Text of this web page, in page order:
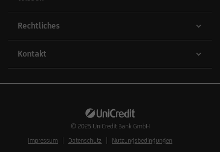
Rechtliches
Kontakt
© 2025 UniCredit Bank GmbH
Impressum
Datenschutz Nutzungsbedingungen